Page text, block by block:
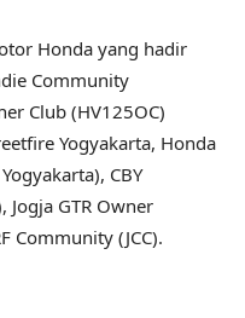
Honda yang hadir
Community
Club (HV125OC)
Yogyakarta, Honda
CBY
Jogja GTR Owner
Community (JCC).